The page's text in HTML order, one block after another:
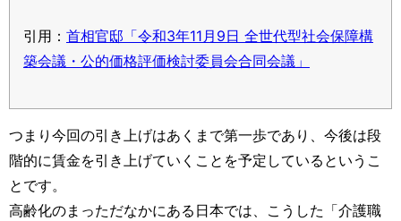
引用： 首相官邸「令和3年11月9日 全世代型社会保障構
築会議・公的価格評価検討委員会合同会議」
つまり今回の引き上げはあくまで第一歩であり、今後は段
階的に賃金を引き上げていくことを予定しているというこ
とです。
高齢化のまっただなかにある日本では、こうした「介護職